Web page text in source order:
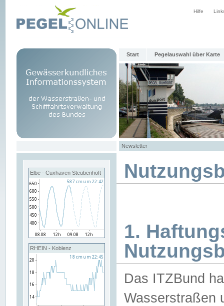
Hilfe
Start Pegelauswahl über Karte
Newsletter
Elbe - Cuxhaven Steubenhöft
RHEIN - Koblenz
1.
Das ITZBund
Wasserstraßen